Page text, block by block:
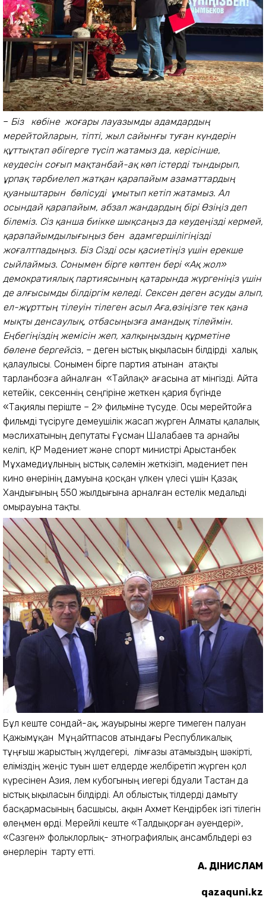
– Біз көбіне жоғары лауазымды адамдардың
мерейтойларын, тіпті, жыл сайынғы туған күндерін
құттықтап әбігерге түсіп жатамыз да, керісінше,
кеудесін соғып мақтанбай-ақ көп істерді тындырып,
ұрпақ тәрбиелеп жатқан қарапайым азаматтардың
қуаныштарын бөлісуді ұмытып кетіп жатамыз. Ал
осындай қарапайым, абзал жандардың бірі Өзіңіз деп
білеміз. Сіз қанша биікке шықсаңыз да кеудеңізді кермей,
қарапайымдылығыңыз бен адамгершілігіңізді
жоғалтпадыңыз. Біз Сізді осы қасиетіңіз үшін ерекше
сыйлаймыз. Сонымен бірге көптен бері «Ақ жол»
демократиялық партиясының қатарында жүргеніңіз үшін
де алғысымды білдіргім келеді. Сексен деген асуды алып,
ел-жұрттың тілеуін тілеген асыл Аға,өзіңізге тек қана
мықты денсаулық, отбасыңызға амандық тілеймін.
Еңбегіңіздің жемісін жеп, халқыңыздың құрметіне
бөлене бергейсіз, – деген ыстық ықыласын білдірді халық
қалаулысы. Сонымен бірге партия атынан атақты
тарланбозға айналған «Тайлақ» ағасына ат мінгізді. Айта
кетейік, сексеннің сеңгіріне жеткен қария бүгінде
«Тақиялы періште – 2» фильміне түсуде. Осы мерейтойға
фильмді түсіруге демеушілік жасап жүрген Алматы қалалық
мәслихатының депутаты Ғұсман Шалабаев та арнайы
келіп, ҚР Мәдениет және спорт министрі Арыстанбек
Мұхамедиұлының ыстық сәлемін жеткізіп, мәдениет пен
кино өнерінің дамуына қосқан үлкен үлесі үшін Қазақ
Хандығының 550 жылдығына арналған естелік медальді
омырауына тақты.
Бұл кеште сондай-ақ, жауырыны жерге тимеген палуан
Қажымұқан Мұңайтпасов атындағы Республикалық
тұңғыш жарыстың жүлдегері, Әлімғазы атамыздың шәкірті,
еліміздің жеңіс туын шет елдерде желбіретіп жүрген қол
күресінен Азия, Әлем кубогының иегері Әбдуали Тастан да
ыстық ықыласын білдірді. Ал облыстық тілдерді дамыту
басқармасының басшысы, ақын Ахмет Кендірбек ізгі тілегін
өлеңмен өрді. Мерейлі кеште «Талдықорған әуендері»,
«Сазген» фольклорлық- этнографиялық ансамбльдері өз
өнерлерін тарту етті.
А. ДІНИСЛАМ
qazaquni.kz